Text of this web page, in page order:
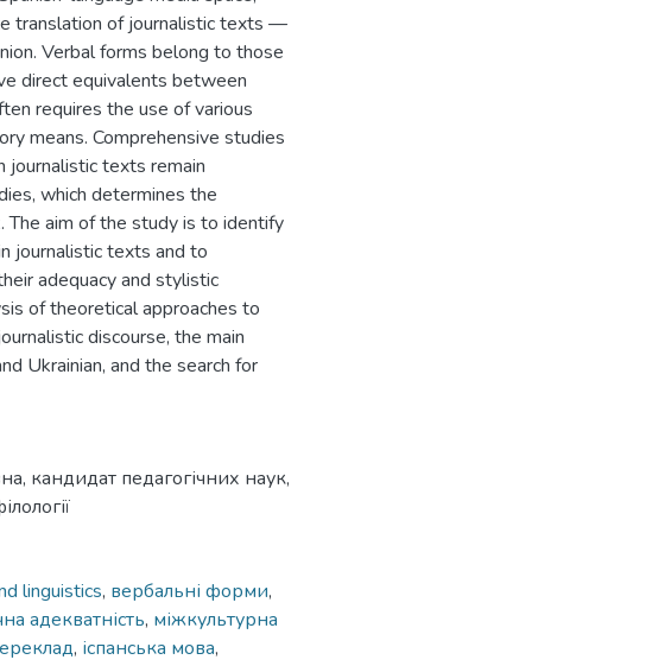
translation of journalistic texts —
Verbal forms belong to those
direct equivalents between
requires the use of various
means. Comprehensive studies
texts remain
which determines the
The aim of the study is to identify
journalistic texts and to
adequacy and stylistic
of theoretical approaches to
discourse, the main
Ukrainian, and the search for
кандидат педагогічних наук,
linguistics, вербальні форми,
адекватність, міжкультурна
, іспанська мова,